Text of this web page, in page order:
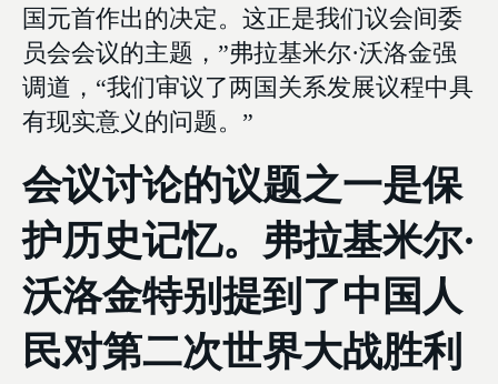
国元首作出的决定。这正是我们议会间委
员会会议的主题，”弗拉基米尔·沃洛金强
调道，“我们审议了两国关系发展议程中具
有现实意义的问题。”
会议讨论的议题之一是保
护历史记忆。弗拉基米尔·
沃洛金特别提到了中国人
民对第二次世界大战胜利